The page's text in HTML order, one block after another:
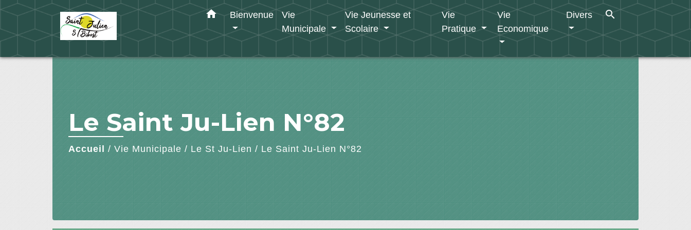
home Bienvenue
Vie
Municipale
Vie Jeunesse et
Scolaire
Vie
Pratique
Vie
Economique
Divers search
Le Saint Ju-Lien N°82
Accueil / Vie Municipale / Le St Ju-Lien / Le Saint Ju-Lien N°82